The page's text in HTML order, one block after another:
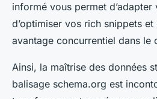
informé vous permet d’adapter
d’optimiser vos rich snippets
avantage concurrentiel dans le
Ainsi, la maîtrise des données
balisage schema.org est